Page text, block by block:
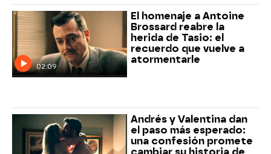
02:09
El homenaje a Antoine
Brossard reabre la
herida de Tasio: el
recuerdo que vuelve a
atormentarle
Andrés y Valentina dan
el paso más esperado:
una confesión promete